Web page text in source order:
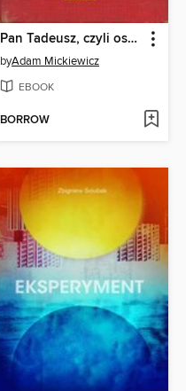
Pan Tadeusz, czyli ostatni zajazd na Litwie
byAdam Mickiewicz
EBOOK
BORROW